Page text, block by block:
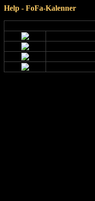
Help - FoFa-Kalenner